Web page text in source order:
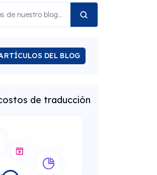
DEL BLOG
de traducción